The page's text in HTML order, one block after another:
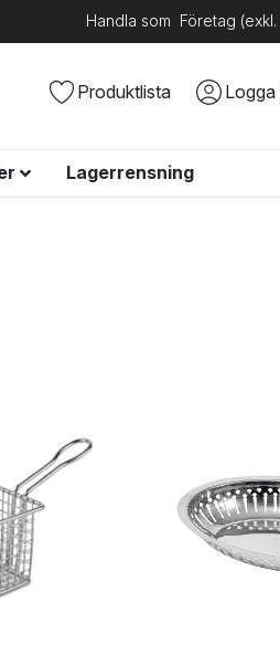
Handla som Företag (exkl.
Produktlista Logga
Lagerrensning